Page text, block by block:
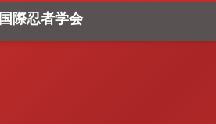
国際忍者学会